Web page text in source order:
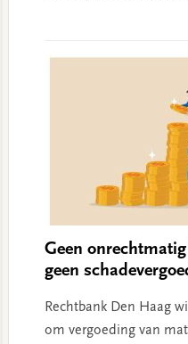
Geen
geen
Rechtbank Den Haag
om vergoeding van